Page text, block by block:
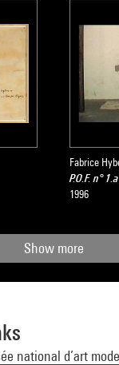
Fabrice
P.O.F. n°
1996
Show more
national d’art